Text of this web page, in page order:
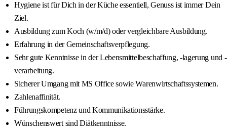
Hygiene ist für Dich in der Küche essentiell, Genuss ist immer Dein
Ziel.
Ausbildung zum Koch (w/m/d) oder vergleichbare Ausbildung.
Erfahrung in der Gemeinschaftsverpflegung.
Sehr gute Kenntnisse in der Lebensmittelbeschaffung, -lagerung und -
verarbeitung.
Sicherer Umgang mit MS Office sowie Warenwirtschaftssystemen.
Zahlenaffinität.
Führungskompetenz und Kommunikationsstärke.
Wünschenswert sind Diätkenntnisse.